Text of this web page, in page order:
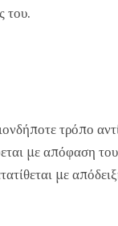
του.
τρόπο
με απόφαση
με